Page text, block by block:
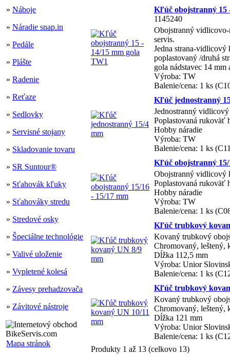
» Náboje
» Náradie snap.in
» Pedále
» Plášte
» Radenie
» Reťaze
» Sedlovky
» Servisné stojany
» Skladovanie tovaru
» SR Suntour®
» Sťahovák kľuky
» Sťahováky stredu
» Stredové osky
» Špeciálne technológie
» Valivé uloženie
» Vypletené kolesá
» Závesy prehadzovača
» Závitové nástroje
Mapa stránok
Kľúč obojstranný 15
1145240
Obojstranný
servis.
Jedna strana-
poplastovaný /druhá
gola nádstavec 14 mm
Výroba: TW
Balenie/cena: 1 ks
Kľúč jednostranný
Jednostranný
Poplastovaná rukoväť
Hobby náradie
Výroba: TW
Balenie/cena: 1 ks
Kľúč obojstranný 15/
Obojstranný vidlicový
Poplastovaná rukoväť
Hobby náradie
Výroba: TW
Balenie/cena: 1 ks
Kľúč trubkový
Kovaný trubkový
Chromovaný, leštený,
Dĺžka 112,5 mm
Výroba: Unior
Balenie/cena: 1 ks
Kľúč trubkový
Kovaný trubkový
Chromovaný, leštený,
Dĺžka 121 mm
Výroba: Unior
Balenie/cena: 1 ks
Produkty 1 až 13 (celkovo 13)